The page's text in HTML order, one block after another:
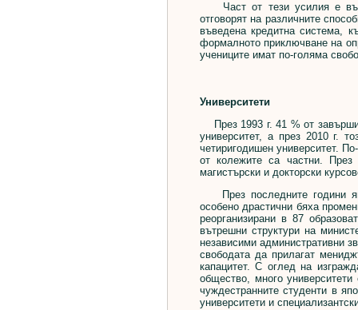
Част от тези усилия е
отговорят на различните
въведена кредитна система,
формалното приключване на
учениците имат по-голяма
Университети
През 1993 г. 41 % от
университет, а през 2010 г.
четиригодишен университет.
от колежите са частни. През
магистърски и докторски
През последните години
особено драстични бяха
реорганизирани в 87
вътрешни структури на
независими административни
свободата да прилагат
капацитет. С оглед на
общество, много
чуждестранните студенти в
университети и